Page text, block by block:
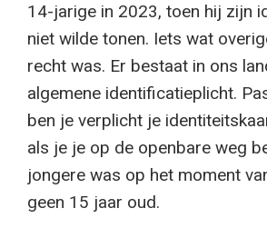
14-jarige in 2023, toen hij zijn
niet wilde tonen. Iets wat
recht was. Er bestaat in ons
algemene identificatieplicht.
ben je verplicht je
als je je op de openbare weg
jongere was op het moment
geen 15 jaar oud.